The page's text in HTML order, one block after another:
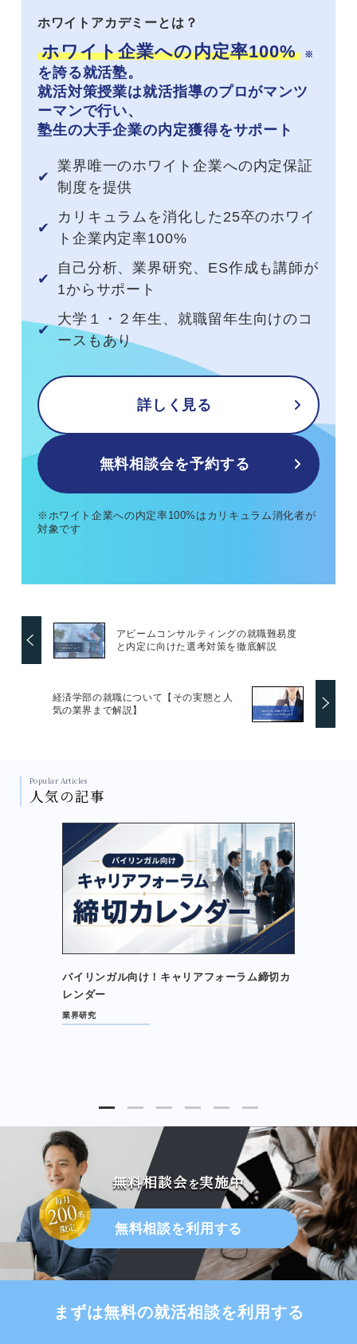
ホワイトアカデミーとは？
ホワイト企業への内定率100% ※
を誇る就活塾。
就活対策授業は就活指導のプロがマンツ
ーマンで行い、
塾生の大手企業の内定獲得をサポート
業界唯一のホワイト企業への内定保証
制度を提供
カリキュラムを消化した25卒のホワイ
ト企業内定率100%
自己分析、業界研究、ES作成も講師が
1からサポート
大学１・２年生、就職留年生向けのコ
ースもあり
詳しく見る
無料相談会を予約する
※ホワイト企業への内定率100%はカリキュラム消化者が
対象です
アビームコンサルティングの就職難易度
と内定に向けた選考対策を徹底解説
経済学部の就職について【その実態と人
気の業界まで解説】
Popular Articles
人気の記事
バイリンガル向け！キャリアフォーラム締切カ
レンダー
業界研究
無料相談会を実施中
無料相談を利用する
まずは無料の就活相談を利用する